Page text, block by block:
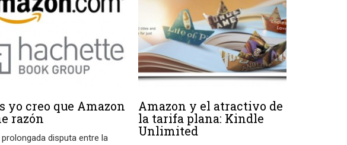
yo creo que Amazon
razón
prolongada disputa entre la
Amazon y el atractivo de
la tarifa plana: Kindle
Unlimited